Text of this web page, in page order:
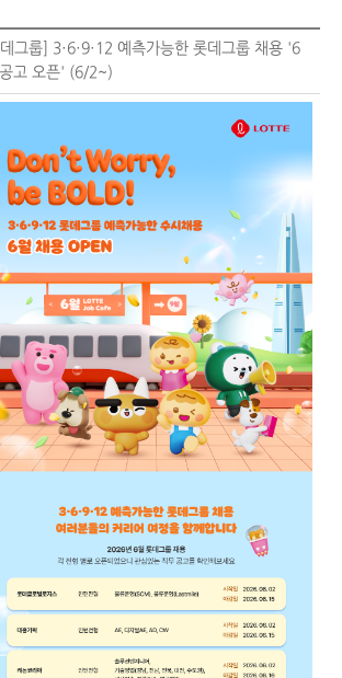
데그룹] 3·6·9·12 예측가능한 롯데그룹 채용 '6
고 오픈' (6/2~)